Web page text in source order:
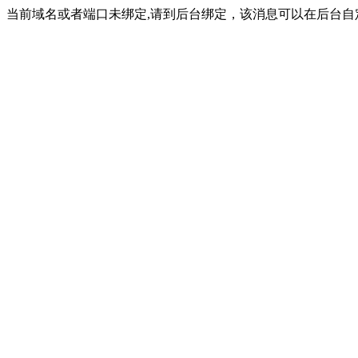
当前域名或者端口未绑定,请到后台绑定，该消息可以在后台自